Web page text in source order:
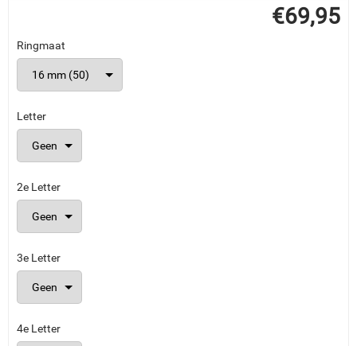
€69,95
Ringmaat
Letter
2e Letter
3e Letter
4e Letter